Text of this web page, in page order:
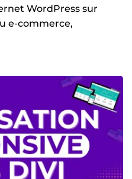
WordPress sur
e-commerce,